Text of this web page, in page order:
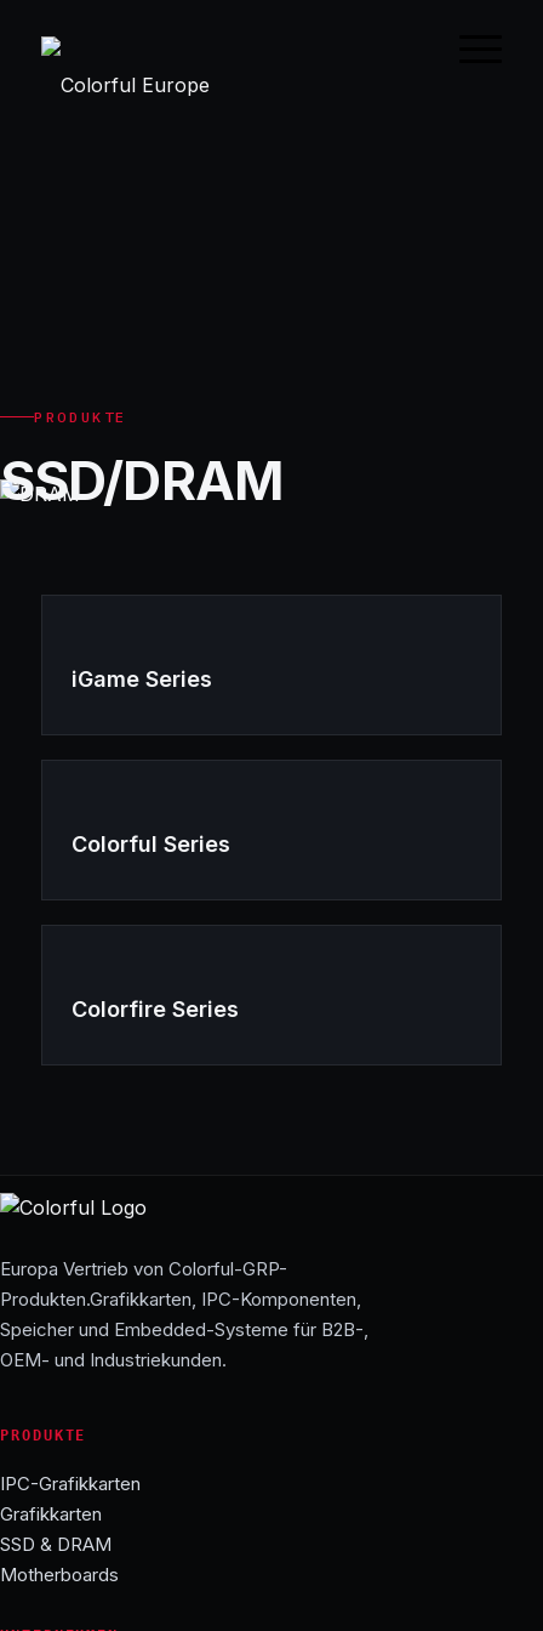
PRODUKTE
SSD/DRAM
iGame Series
Colorful Series
Colorfire Series
Europa Vertrieb von Colorful-GRP-
Produkten.Grafikkarten, IPC-Komponenten,
Speicher und Embedded-Systeme für B2B-,
OEM- und Industriekunden.
PRODUKTE
IPC-Grafikkarten
Grafikkarten
SSD & DRAM
Motherboards